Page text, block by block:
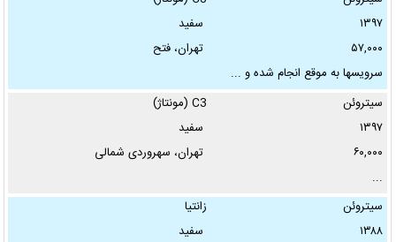
فقط عکس‌دارها:
۱۳۹۷
سفید
۵۷,۰۰۰
تهران، فتح
سرویسها به موقع انجام شده و ...
سیتروئن
C3 (مونتاژ)
۱۳۹۷
سفید
۶۰,۰۰۰
تهران، سهروردی شمالی
...
سیتروئن
زانتیا
۱۳۸۸
سفید